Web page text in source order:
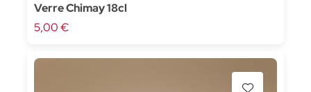
Verre Chimay 18cl
5,00 €